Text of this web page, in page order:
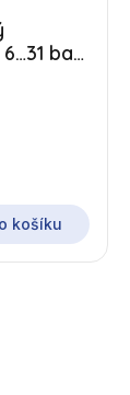
bar,
košíku